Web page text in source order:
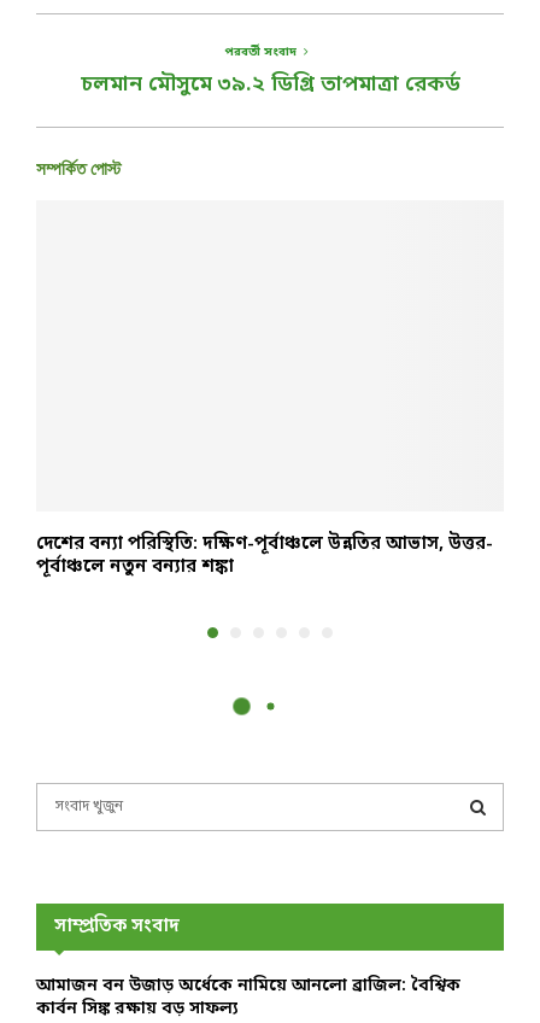
পরবর্তী সংবাদ
চলমান মৌসুমে ৩৯.২ ডিগ্রি তাপমাত্রা রেকর্ড
সম্পর্কিত পোস্ট
দেশের বন্যা পরিস্থিতি: দক্ষিণ-পূর্বাঞ্চলে উন্নতির আভাস, উত্তর-
পূর্বাঞ্চলে নতুন বন্যার শঙ্কা
f
r
E
A
সাম্প্রতিক সংবাদ
আমাজন বন উজাড় অর্ধেকে নামিয়ে আনলো ব্রাজিল: বৈশ্বিক
কার্বন সিঙ্ক রক্ষায় বড় সাফল্য